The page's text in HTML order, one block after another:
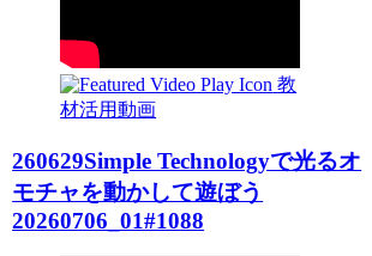
教
材活用動画
260629Simple Technologyで光るオ
モチャを動かして遊ぼう
20260706_01#1088